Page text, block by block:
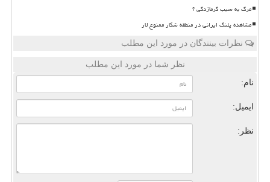
مرگ به سبب گرمازدگی ؟
مشاهده پلنگ ایرانی در منطقه شکار ممنوع لار
نظرات بینندگان در مورد این مطلب
نظر شما در مورد این مطلب
نام:
ایمیل:
نظر: